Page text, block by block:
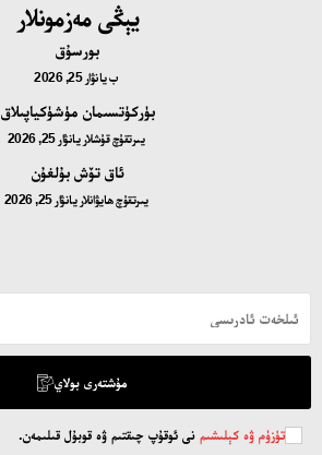
يېڭى مەزمونلار
بورسۇق
بيانۋار 25, 2026
بۈركۈتسىمان مۈشۈكياپىلاق
يىرتقۇچ قۇشلار يانۋار 25, 2026
ئاق تۆش بۇلغۇن
يىرتقۇچ ھايۋانلار يانۋار 25, 2026
مۇشتەرى بولاي
تۈزۈم ۋە كېلىشىم نى ئوقۇپ چىقتىم ۋە قوبۇل قىلىمەن.